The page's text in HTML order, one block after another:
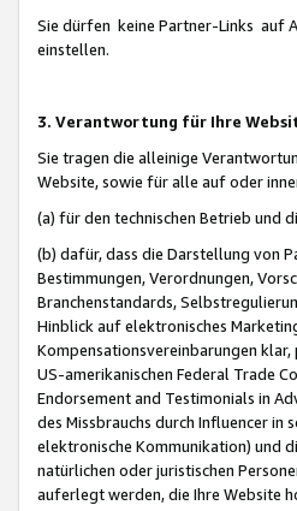
Sie dürfen keine Partner-Links auf
einstellen.
3. Verantwortung für Ihre
Sie tragen die alleinige
Website, sowie für alle auf oder
(a) für den technischen Betrieb und
(b) dafür, dass die Darstellung von
Bestimmungen, Verordnungen,
Branchenstandards,
Hinblick auf elektronisches
Kompensationsvereinbarungen
US-amerikanischen Federal Trade
Endorsement and Testimonials in
des Missbrauchs durch Influencer
elektronische Kommunikation) und
natürlichen oder juristischen
auferlegt werden, die Ihre Website